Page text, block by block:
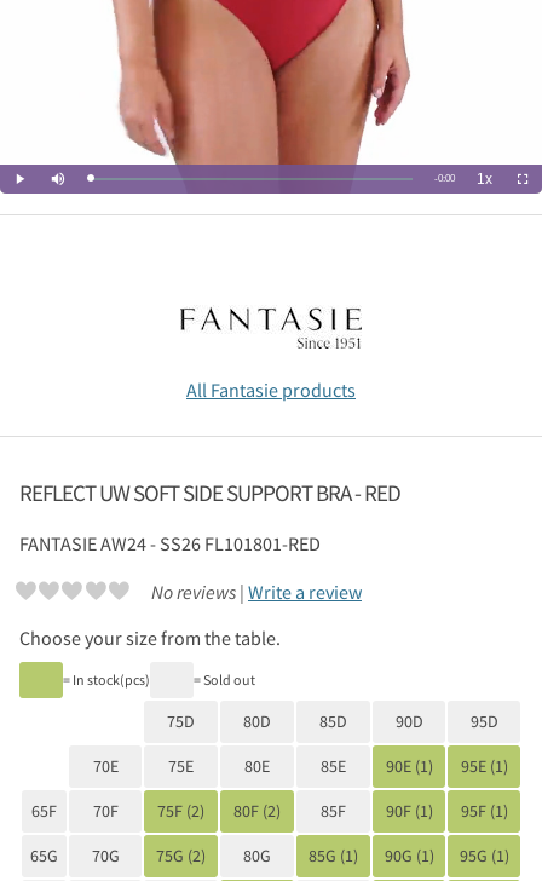
All Fantasie products
REFLECT UW SOFT SIDE SUPPORT BRA - RED
FANTASIEAW24 - SS26 FL101801-RED
No reviews | Write a review
Choose your size from the table.
= In stock(pcs) = Sold out
75D 80D 85D 90D 95D
70E 75E 80E 85E 90E (1) 95E (1)
65F 70F 75F (2) 80F (2) 85F 90F (1) 95F (1)
65G 70G 75G (2) 80G 85G (1) 90G (1) 95G (1)